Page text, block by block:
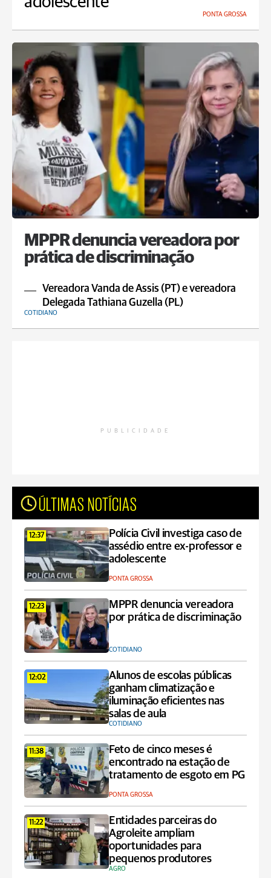
PONTA GROSSA
MPPR denuncia vereadora por
prática de discriminação
Vereadora Vanda de Assis (PT) e vereadora
Delegada Tathiana Guzella (PL)
COTIDIANO
PUBLICIDADE
ÚLTIMAS NOTÍCIAS
12:37
Polícia Civil investiga caso de
assédio entre ex-professor e
adolescente
PONTA GROSSA
12:23
MPPR denuncia vereadora
por prática de discriminação
COTIDIANO
12:02
Alunos de escolas públicas
ganham climatização e
iluminação eficientes nas
salas de aula
COTIDIANO
11:38
Feto de cinco meses é
encontrado na estação de
tratamento de esgoto em PG
PONTA GROSSA
11:22
Entidades parceiras do
Agroleite ampliam
oportunidades para
pequenos produtores
AGRO